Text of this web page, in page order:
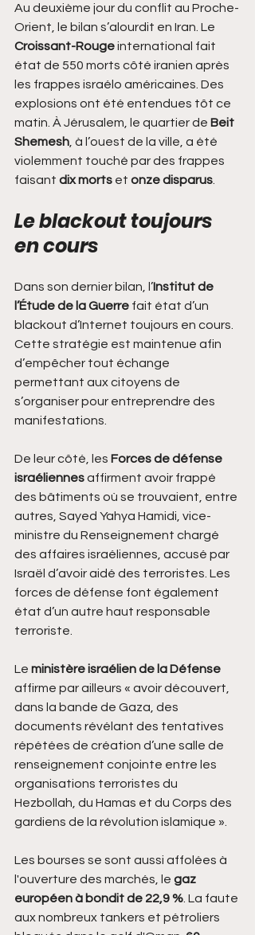
Au deuxième jour du conflit au Proche-
Orient, le bilan s’alourdit en Iran. Le
Croissant-Rouge international fait
état de 550 morts côté iranien après
les frappes israélo américaines. Des
explosions ont été entendues tôt ce
matin. À Jérusalem, le quartier de Beit
Shemesh , à l’ouest de la ville, a été
violemment touché par des frappes
faisant dix morts et onze disparus
Le blackout toujours
en cours
Dans son dernier bilan, l’Institut de
l’Étude de la Guerre fait état d’un
blackout d’Internet toujours en cours.
Cette stratégie est maintenue afin
d’empêcher tout échange
permettant aux citoyens de
s’organiser pour entreprendre des
manifestations.
De leur côté, les Forces de défense
israéliennes affirment avoir frappé
des bâtiments où se trouvaient, entre
autres, Sayed Yahya Hamidi, vice-
ministre du Renseignement chargé
des affaires israéliennes, accusé par
Israël d’avoir aidé des terroristes. Les
forces de défense font également
état d’un autre haut responsable
terroriste.
Le ministère israélien de la Défense
affirme par ailleurs « avoir découvert,
dans la bande de Gaza, des
documents révélant des tentatives
répétées de création d’une salle de
renseignement conjointe entre les
organisations terroristes du
Hezbollah, du Hamas et du Corps des
gardiens de la révolution islamique ».
Les bourses se sont aussi affolées à
l'ouverture des marchés, le gaz
européen à bondit de 22,9 % . La faute
aux nombreux tankers et pétroliers